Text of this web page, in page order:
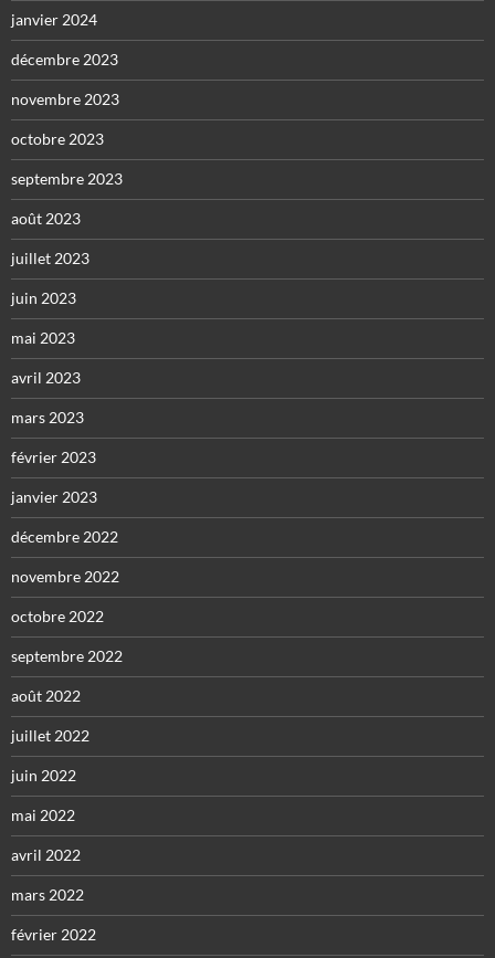
janvier 2024
décembre 2023
novembre 2023
octobre 2023
septembre 2023
août 2023
juillet 2023
juin 2023
mai 2023
avril 2023
mars 2023
février 2023
janvier 2023
décembre 2022
novembre 2022
octobre 2022
septembre 2022
août 2022
juillet 2022
juin 2022
mai 2022
avril 2022
mars 2022
février 2022